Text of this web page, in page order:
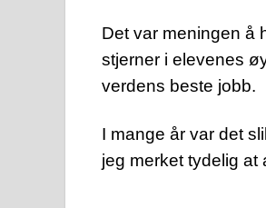
Det var meningen å
stjerner i elevenes
verdens beste jobb.
I mange år var det
jeg merket tydelig